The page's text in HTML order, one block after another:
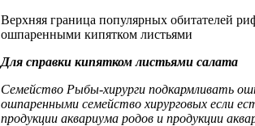
Верхняя граница популярных обитателей
ошпаренными кипятком листьями
Для справки кипятком листьями салата
Семейство Рыбы-хирурги подкармливать
ошпаренными семейство хирурговых если
продукции аквариума родов и продукции